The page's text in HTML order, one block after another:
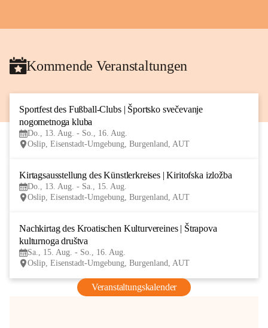
Kommende Veranstaltungen
Sportfest des Fußball-Clubs | Športsko svečevanje
nogometnoga kluba
Do., 13. Aug. - So., 16. Aug.
Oslip, Eisenstadt-Umgebung, Burgenland, AUT
Kirtagsausstellung des Künstlerkreises | Kiritofska izložba
Do., 13. Aug. - Sa., 15. Aug.
Oslip, Eisenstadt-Umgebung, Burgenland, AUT
Nachkirtag des Kroatischen Kulturvereines | Štrapova
kulturnoga društva
Sa., 15. Aug. - So., 16. Aug.
Oslip, Eisenstadt-Umgebung, Burgenland, AUT
Veranstaltungskalender